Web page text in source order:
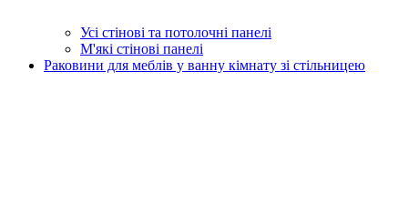
Усі стінові та потолочні панелі
М'які стінові панелі
Раковини для меблів у ванну кімнату зі стільницею